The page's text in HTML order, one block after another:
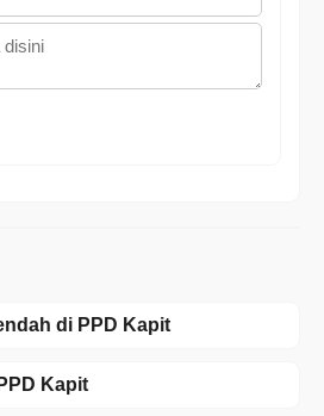
di PPD Kapit
Kapit